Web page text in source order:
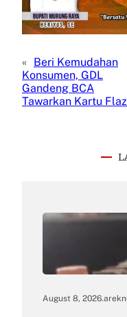
« Beri Kemudahan
Konsumen, GDL
Gandeng BCA
Tawarkan Kartu
August 8, 2026.